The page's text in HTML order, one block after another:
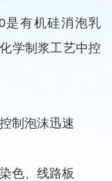
是有机硅消泡乳
学制浆工艺中控
制泡沫迅速
色、线路板